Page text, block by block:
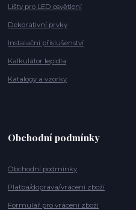
Lišty pro LED osvětlení
Dekorativní prvky
Instalační příslušenství
Kalkulátor lepidla
Katalogy a vzorky
Obchodní podmínky
Obchodní podmínky
Platba/doprava/vrácení zboží
Formulář pro vrácení zboží